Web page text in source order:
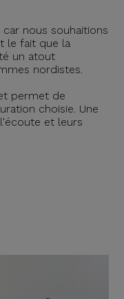
car nous souhaitions
le fait que la
un atout
nordistes.
permet de
choisie. Une
et leurs